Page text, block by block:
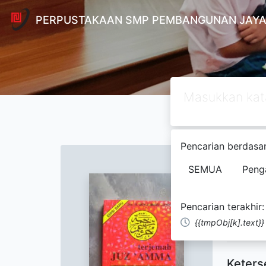
PERPUSTAKAAN SMP PEMBANGUNAN
Pencarian
SEMUA
Pencarian terakhir:
{{tmpObj[k].text}}
Text
Tidak